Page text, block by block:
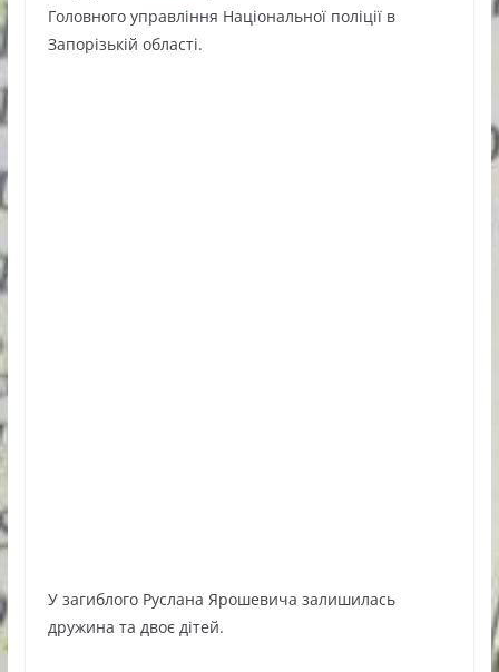
Головного управління Національної поліції в
Запорізькій області.
У загиблого Руслана Ярошевича залишилась
дружина та двоє дітей.